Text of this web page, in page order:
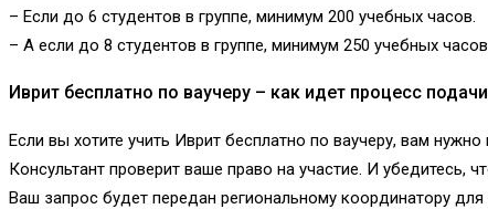
– Если до 6 студентов в группе, минимум 200 учебных часов.
– А если до 8 студентов в группе, минимум 250 учебных
Иврит бесплатно по ваучеру – как идет процесс
Если вы хотите учить Иврит бесплатно по ваучеру, вам
Консультант проверит ваше право на участие. И убедитесь,
Ваш запрос будет передан региональному координатору для